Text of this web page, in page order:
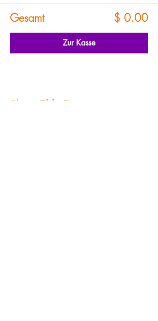
Gesamt $ 0.00
Zur Kasse
Share This Event